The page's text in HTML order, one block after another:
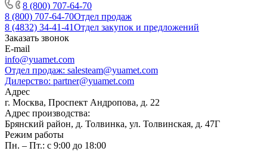
8 (800) 707-64-70
8 (800) 707-64-70Отдел продаж
8 (4832) 34-41-41Отдел закупок и предложений
Заказать звонок
E-mail
info@yuamet.com
Отдел продаж: salesteam@yuamet.com
Дилерство: partner@yuamet.com
Адрес
г. Москва, Проспект Андропова, д. 22
Адрес производства:
Брянский район, д. Толвинка, ул. Толвинская, д. 47Г
Режим работы
Пн. – Пт.: с 9:00 до 18:00